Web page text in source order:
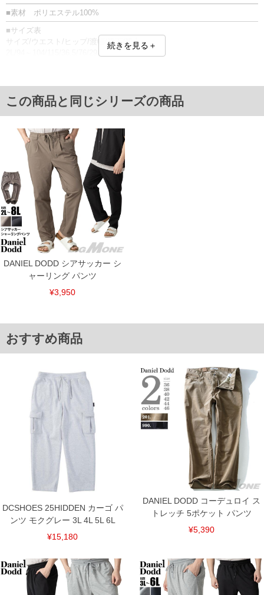
■素材 ポリエステル100%
■サイズ表
サイズ/ウエスト/ヒップ/渡幅/股下/股上
5L/124～134/145/45.5/78/32.5
6L/134～144/155/48.5/78/33.5
8L/154～164/175/54.5/80/35.5
※【返品交換について】
返品交換希望の方は、商品到着後1週間以内にご連絡ください。
下着(肌着)やワイシャツは商品の性質上、返品交換不可とさせて頂いております。予め
ご了承くださいませ。
※【ボトムの裾上げをご希望の場合】
裾上げ料金は500円+税となります。
備考欄に股下●cmとご記入下さい。（裾上げ無料対象商品は1本につき税込6,000円以
上の品が対象。1本5,999円以下の商品は有料（500円+税）となります。）
出荷まで約1週間～20日間程お時間を頂く場合がございます。
尚、裾上げした商品は返品・交換不可となりますので、予めご了承下さい。
一部、お直しに対応出来ない商品がございます。(例：裾にファスナーや調節ひもが付
いている、極端なデザインが施されている等)
※商品によって若干のサイズの誤差がございます。また、お客様がご使用の環境（コ
ンピュータ画面）によって、商品の色味が若干異なる場合がございます。予めご了承
ください。
※当店での掲載商品は、実店鋪と在庫を共用しておりますので店頭での売り違い、店
ITEM INTRODUCTION
続きを見る＋
この商品と同じシリーズの商品
DANIEL DODD シアサッカー シ
ャーリング パンツ
¥3,950
おすすめ商品
DCSHOES 25HIDDEN カーゴ パ
ンツ モクグレー 3L 4L 5L 6L
¥15,180
DANIEL DODD コーデュロイ ス
トレッチ 5ポケット パンツ
¥5,390